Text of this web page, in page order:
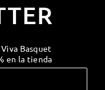
Basquet
en la tienda